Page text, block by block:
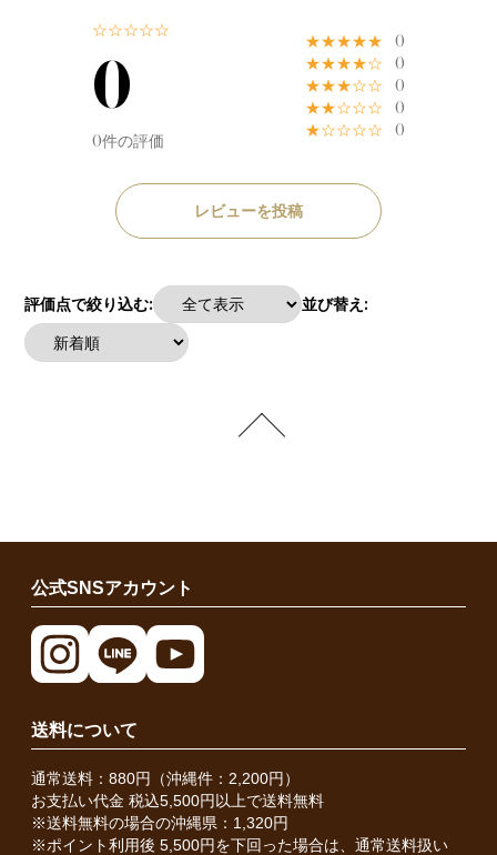
☆☆☆☆☆
0
0件の評価
★★★★★ 0
★★★★☆ 0
★★★☆☆ 0
★★☆☆☆ 0
★☆☆☆☆ 0
レビューを投稿
評価点で絞り込む: 並び替え:
公式SNSアカウント
送料について
通常送料：880円（沖縄件：2,200円）
お支払い代金 税込5,500円以上で送料無料
※送料無料の場合の沖縄県：1,320円
※ポイント利用後 5,500円を下回った場合は、通常送料扱い